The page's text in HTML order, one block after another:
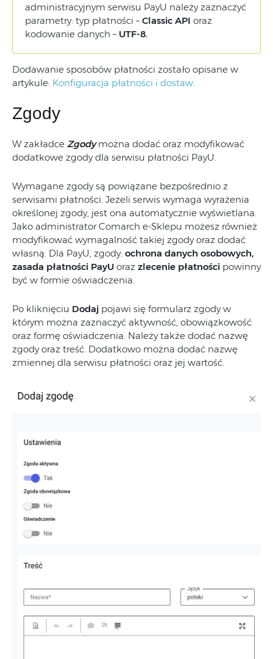
administracyjnym serwisu PayU należy zaznaczyć
parametry: typ płatności – Classic API oraz
kodowanie danych – UTF-8.
Dodawanie sposobów płatności zostało opisane w
artykule: Konfiguracja płatności i dostaw
Zgody
W zakładce Zgody można dodać oraz modyfikować
dodatkowe zgody dla serwisu płatności PayU.
Wymagane zgody są powiązane bezpośrednio z
serwisami płatności. Jeżeli serwis wymaga wyrażenia
określonej zgody, jest ona automatycznie wyświetlana.
Jako administrator Comarch e-Sklepu możesz również
modyfikować wymagalność takiej zgody oraz dodać
własną. Dla PayU, zgody: ochrona danych osobowych,
zasada płatności PayU oraz zlecenie płatności powinny
być w formie oświadczenia.
Po kliknięciu Dodaj pojawi się formularz zgody w
którym można zaznaczyć aktywność, obowiązkowość
oraz formę oświadczenia. Należy także dodać nazwę
zgody oraz treść. Dodatkowo można dodać nazwę
zmiennej dla serwisu płatności oraz jej wartość.